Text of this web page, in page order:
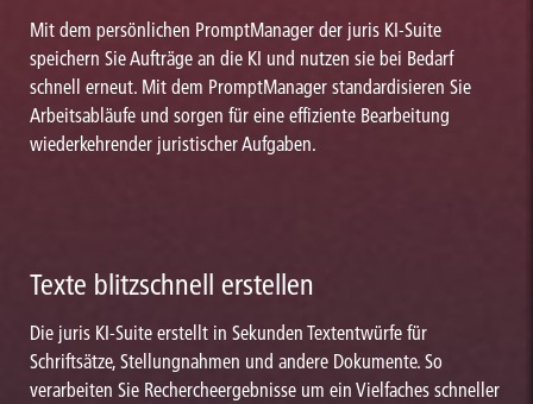
Mit dem persönlichen PromptManager der juris KI-Suite
speichern Sie Aufträge an die KI und nutzen sie bei Bedarf
schnell erneut. Mit dem PromptManager standardisieren Sie
Arbeitsabläufe und sorgen für eine effiziente Bearbeitung
wiederkehrender juristischer Aufgaben.
Texte blitzschnell erstellen
Die juris KI-Suite erstellt in Sekunden Textentwürfe für
Schriftsätze, Stellungnahmen und andere Dokumente. So
verarbeiten Sie Rechercheergebnisse um ein Vielfaches schneller